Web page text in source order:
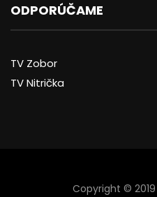
ODPORÚČAME
TV Zobor
TV Nitrička
Copyright ©